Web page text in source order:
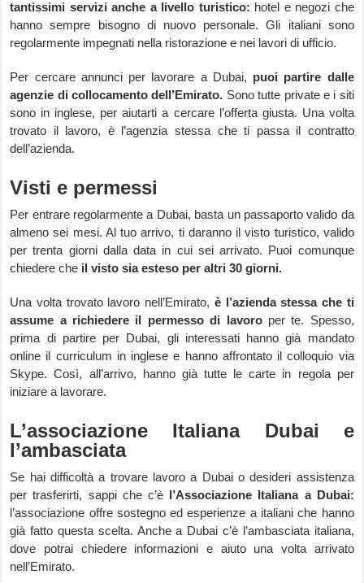
tantissimi servizi anche a livello turistico: hotel e negozi che
hanno sempre bisogno di nuovo personale. Gli italiani sono
regolarmente impegnati nella ristorazione e nei lavori di ufficio.
Per cercare annunci per lavorare a Dubai, puoi partire dalle
agenzie di collocamento dell’Emirato. Sono tutte private e i siti
sono in inglese, per aiutarti a cercare l’offerta giusta. Una volta
trovato il lavoro, è l’agenzia stessa che ti passa il contratto
dell’azienda.
Visti e permessi
Per entrare regolarmente a Dubai, basta un passaporto valido da
almeno sei mesi. Al tuo arrivo, ti daranno il visto turistico, valido
per trenta giorni dalla data in cui sei arrivato. Puoi comunque
chiedere che il visto sia esteso per altri 30 giorni.
Una volta trovato lavoro nell’Emirato, è l’azienda stessa che ti
assume a richiedere il permesso di lavoroper te. Spesso,
prima di partire per Dubai, gli interessati hanno già mandato
online il curriculum in inglese e hanno affrontato il colloquio via
Skype. Così, all’arrivo, hanno già tutte le carte in regola per
iniziare a lavorare.
L’associazione Italiana Dubai e
l’ambasciata
Se hai difficoltà a trovare lavoro a Dubai o desideri assistenza
per trasferirti, sappi che c’è l’Associazione Italiana a Dubai:
l’associazione offre sostegno ed esperienze a italiani che hanno
già fatto questa scelta. Anche a Dubai c’è l’ambasciata italiana,
dove potrai chiedere informazioni e aiuto una volta arrivato
nell’Emirato.